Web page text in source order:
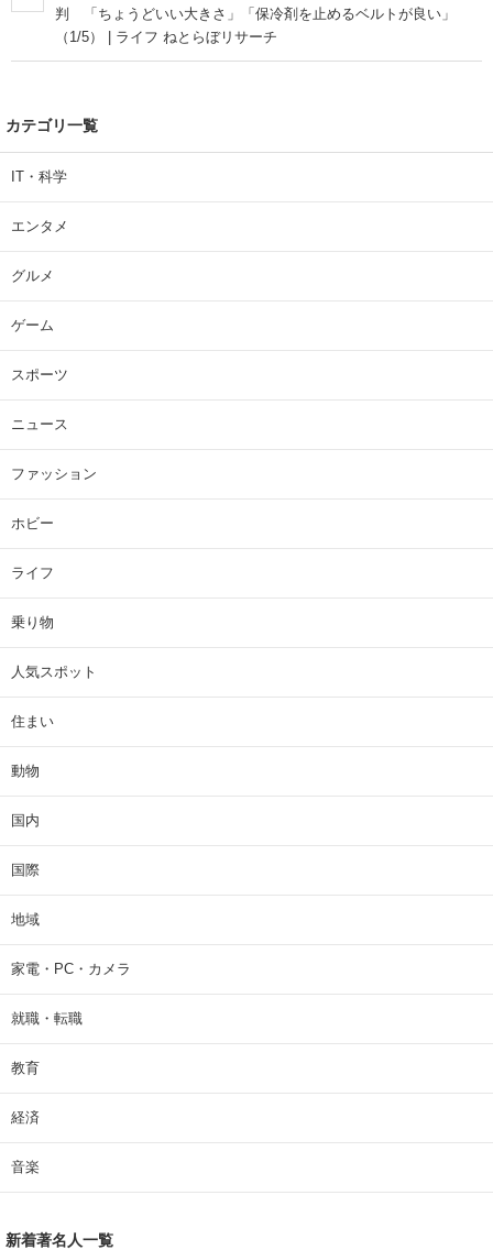
判 「ちょうどいい大きさ」「保冷剤を止めるベルトが良い」
（1/5） | ライフ ねとらぼリサーチ
カテゴリ一覧
IT・科学
エンタメ
グルメ
ゲーム
スポーツ
ニュース
ファッション
ホビー
ライフ
乗り物
人気スポット
住まい
動物
国内
国際
地域
家電・PC・カメラ
就職・転職
教育
経済
音楽
新着著名人一覧